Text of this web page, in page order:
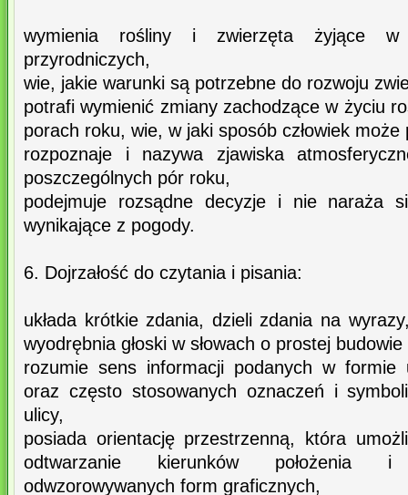
wymienia rośliny i zwierzęta żyjące w
przyrodniczych,
wie, jakie warunki są potrzebne do rozwoju
potrafi wymienić zmiany zachodzące w życiu
porach roku, wie, w jaki sposób człowiek
rozpoznaje i nazywa zjawiska
poszczególnych pór roku,
podejmuje rozsądne decyzje i nie naraża
wynikające z pogody.
6. Dojrzałość do czytania i pisania:
układa krótkie zdania, dzieli zdania na
wyodrębnia głoski w słowach o prostej
rozumie sens informacji podanych w formie
oraz często stosowanych oznaczeń i
ulicy,
posiada orientację przestrzenną, która
odtwarzanie kierunków położenia
odwzorowywanych form graficznych,